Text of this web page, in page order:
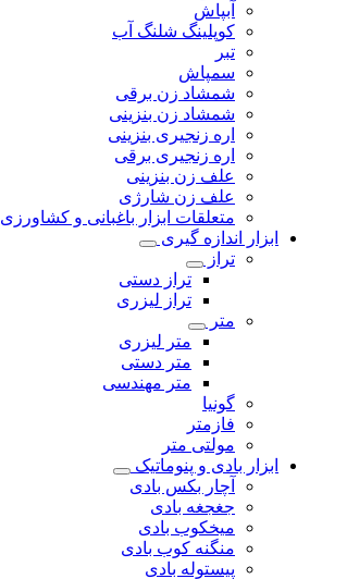
آبپاش
کوپلینگ شلنگ آب
تبر
سمپاش
شمشاد زن برقی
شمشاد زن بنزینی
اره زنجیری بنزینی
اره زنجیری برقی
علف زن بنزینی
علف زن شارژی
متعلقات ابزار باغبانی و کشاورزی
ابزار اندازه گیری
تراز
تراز دستی
تراز لیزری
متر
متر لیزری
متر دستی
متر مهندسی
گونیا
فازمتر
مولتی متر
ابزار بادی و پنوماتیک
آچار بکس بادی
جغجغه بادی
میخکوب بادی
منگنه کوب بادی
پیستوله بادی